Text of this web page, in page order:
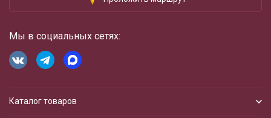
Мы в социальных сетях:
Каталог товаров